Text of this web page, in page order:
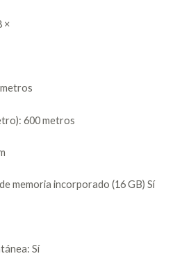
×
600 metros
memoria incorporado (16 GB) Sí
Sí